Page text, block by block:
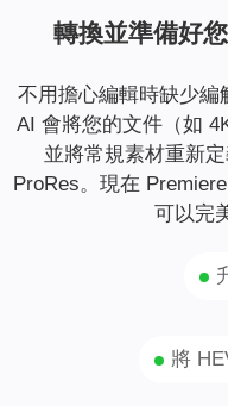
轉換並準備好
不用擔心編輯時缺少編
AI 會將您的文件（如
並將常規素材重新
ProRes。現在
可以完
將